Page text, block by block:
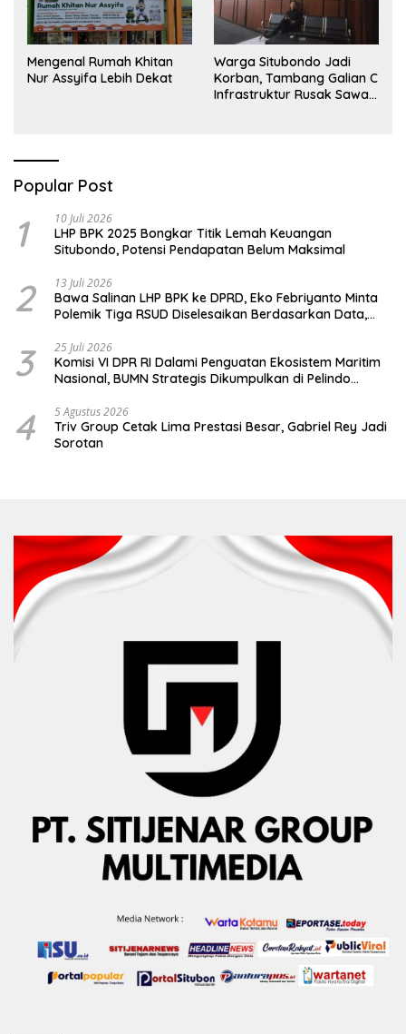
Mengenal Rumah Khitan
Nur Assyifa Lebih Dekat
Warga Situbondo Jadi
Korban, Tambang Galian C
Infrastruktur Rusak Sawah
Popular Post
1 10 Juli 2026
LHP BPK 2025 Bongkar Titik Lemah Keuangan
Situbondo, Potensi Pendapatan Belum Maksimal
2 13 Juli 2026
Bawa Salinan LHP BPK ke DPRD, Eko Febriyanto Minta
Polemik Tiga RSUD Diselesaikan Berdasarkan Data,
3 25 Juli 2026
Komisi VI DPR RI Dalami Penguatan Ekosistem Maritim
Nasional, BUMN Strategis Dikumpulkan di Pelindo
4 5 Agustus 2026
Triv Group Cetak Lima Prestasi Besar, Gabriel Rey Jadi
Sorotan